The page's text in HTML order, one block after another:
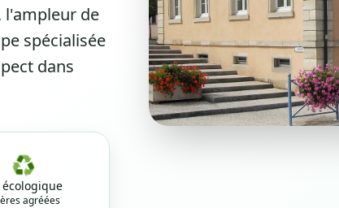
l'ampleur de
spécialisée
dans
♻️
écologique
agréées